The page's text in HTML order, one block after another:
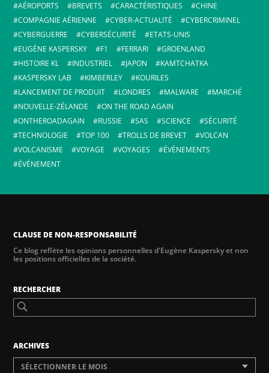
AÉROPORTS
BREVETS CARACTÉRISTIQUES
CHINE
COMPAGNIE AÉRIENNE
CYBER-ACTUALITÉ
CYBERCRIMINEL
CYBERGUERRE
CYBERSÉCURITÉ
ETATS-UNIS
EUGÈNE KASPERSKY
F1 FERRARI
GROENLAND
HISTOIRE KL
INDUSTRIEL JAPON
KAMTCHATKA
KASPERSKY LAB
KIMBERLEY
KOURILES
LANCEMENT DE PRODUIT
LONDRES MALWARE
MARCHÉ
NOUVELLE-ZÉLANDE
ON THE ROAD AGAIN
ONTHEROADAGAIN
RUSSIE SAS SCIENCE
SÉCURITÉ
TECHNOLOGIE
TOP 100 TROLLS DE BREVET
VOLCAN
VOLCANISME
VOYAGE VOYAGES
ÉVÈNEMENTS
ÉVÉNEMENT
CLAUSE DE NON-RESPONSABILITÉ
Ce blog reflète les opinions personnelles d'Eugène Kaspersky et non
les positions officielles de la société.
RECHERCHER
ARCHIVES
SÉLECTIONNER LE MOIS